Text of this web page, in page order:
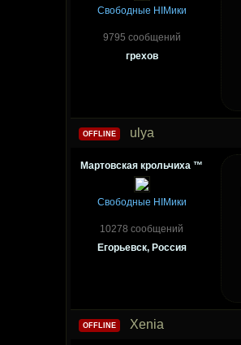
Свободные HIMики
9795 сообщений
грехов
OFFLINE ulya
Мартовская крольчиха ™
Свободные HIMики
10278 сообщений
Егорьевск, Россия
OFFLINE Xenia